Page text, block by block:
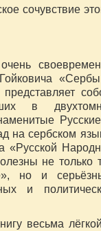
сочувствие
в
на сербском
«Русской
не только
но и
и
весьма